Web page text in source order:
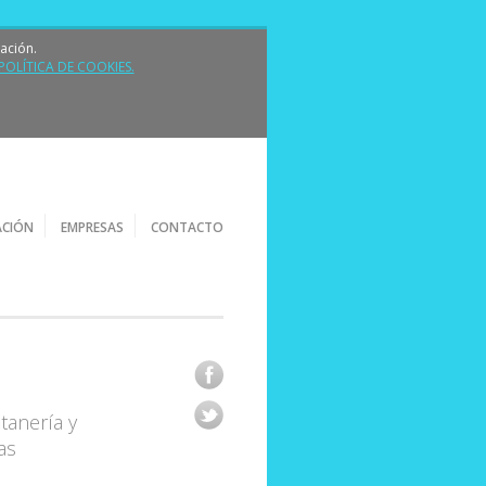
POLÍTICA DE COOKIES.
EMPRESAS CONTACTO
y